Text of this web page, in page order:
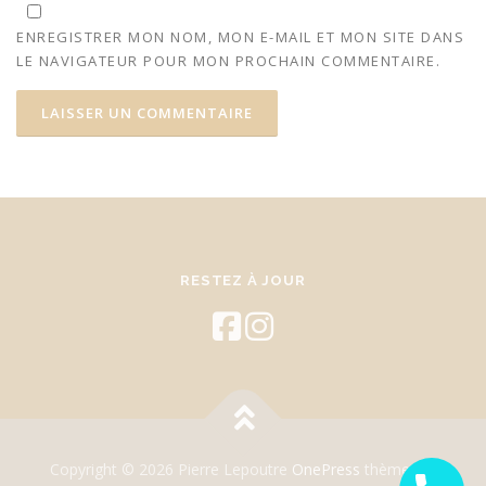
ENREGISTRER MON NOM, MON E-MAIL ET MON SITE DANS
LE NAVIGATEUR POUR MON PROCHAIN COMMENTAIRE.
RESTEZ À JOUR
Copyright © 2026 Pierre Lepoutre OnePress thème par